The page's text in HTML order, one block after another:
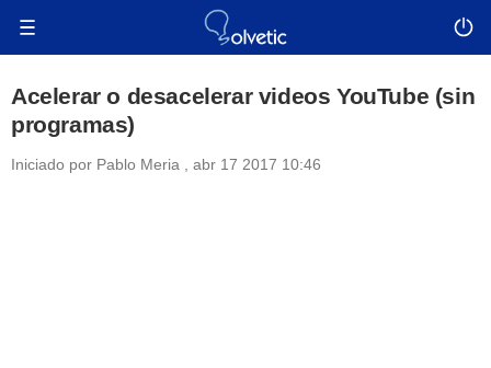
Acelerar o desacelerar videos YouTube (sin
programas)
Iniciado por Pablo Meria abr 17 2017 10:46